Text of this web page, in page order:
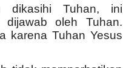
dikasihi Tuhan, ini
oleh Tuhan.
karena Tuhan Yesus